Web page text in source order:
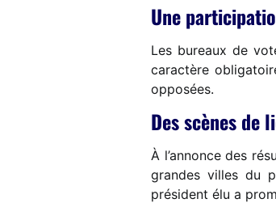
Une
Les bureaux de
caractère
opposées.
Des scènes de
À l’annonce des
grandes villes du
président élu a